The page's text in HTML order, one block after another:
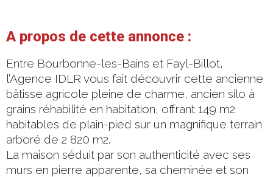
A propos de cette annonce :
Entre Bourbonne-les-Bains et Fayl-Billot,
l’Agence IDLR vous fait découvrir cette ancienne
bâtisse agricole pleine de charme, ancien silo à
grains réhabilité en habitation, offrant 149 m2
habitables de plain-pied sur un magnifique terrain
arboré de 2 820 m2.
La maison séduit par son authenticité avec ses
murs en pierre apparente, sa cheminée et son